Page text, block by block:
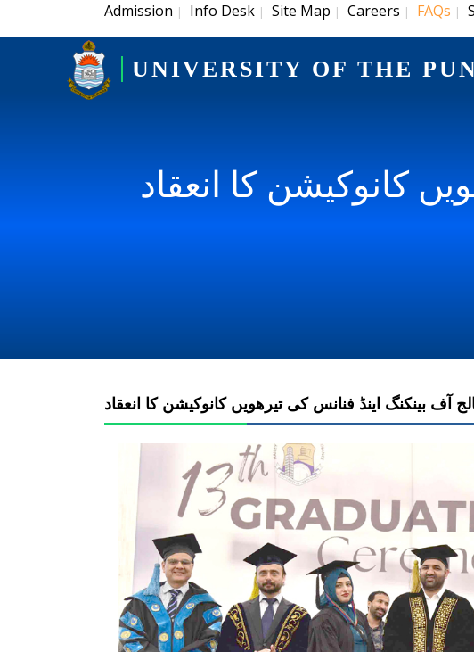
Admission | Info Desk | Site Map | Careers | FAQs |
UNIVERSITY OF THE
کانوکیشن کا انعقاد
آف بینکنگ اینڈ فنانس کی تیرھویں کانوکیشن کا انعقاد